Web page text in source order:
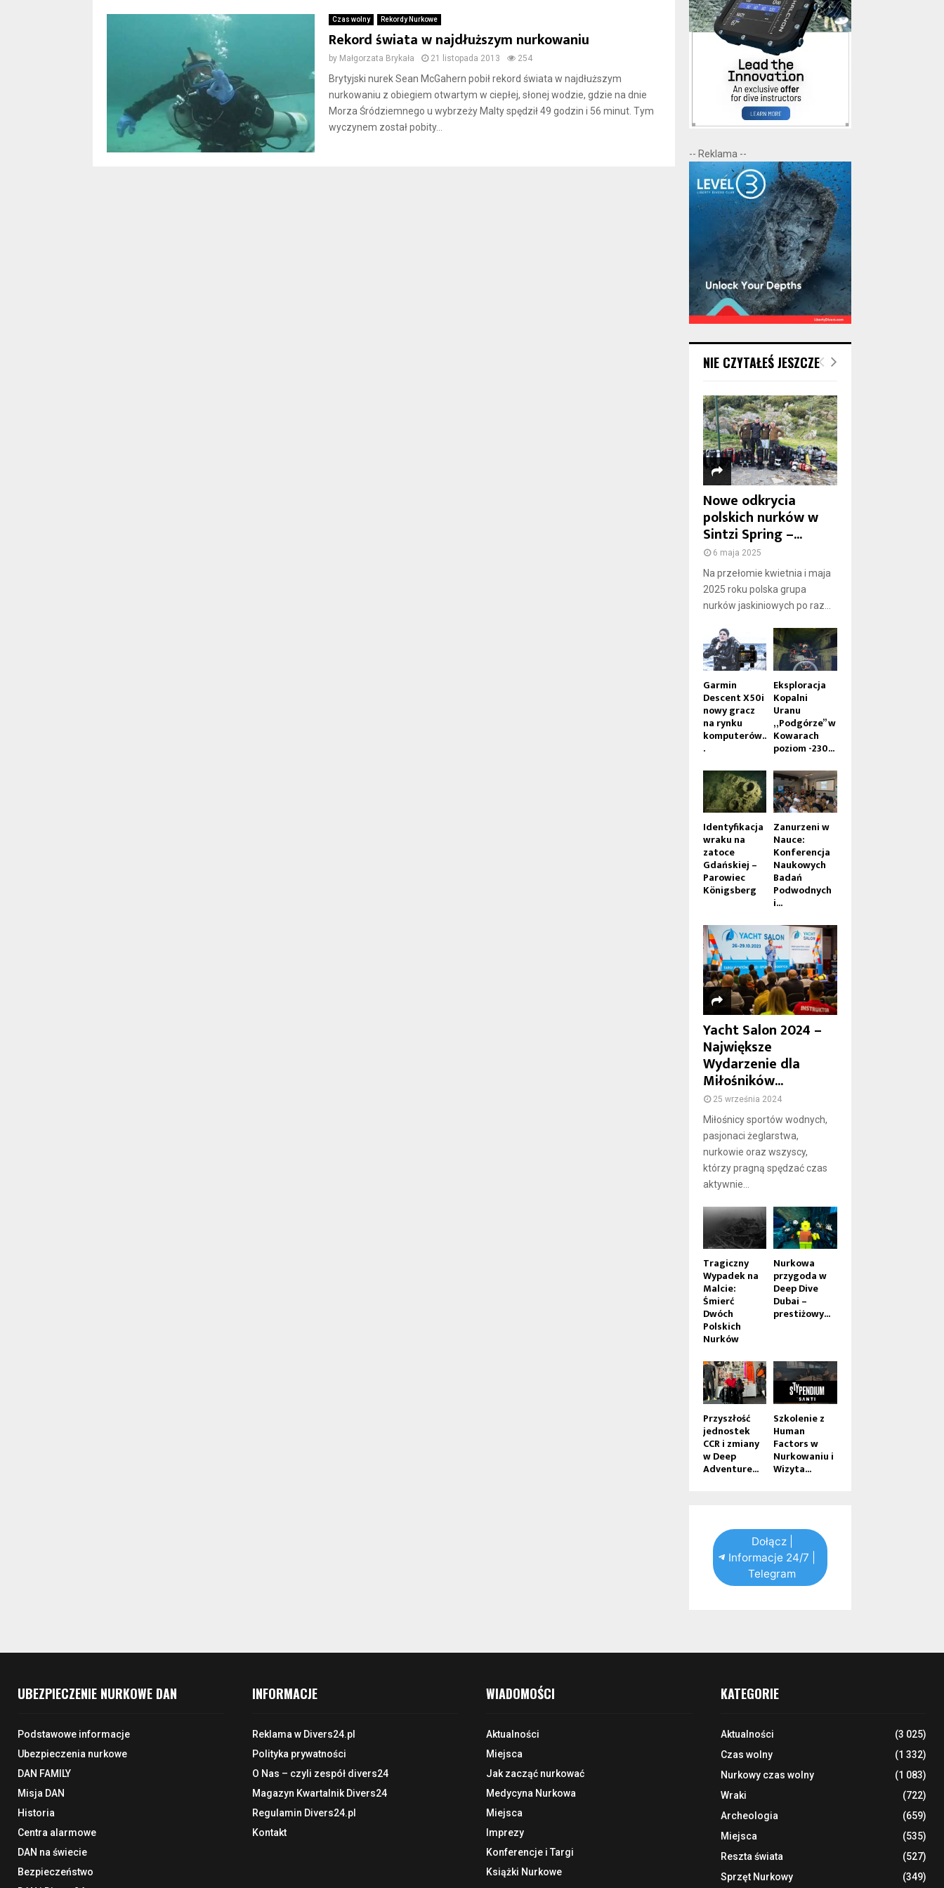
Czas wolny Rekordy Nurkowe
Rekord świata w najdłuższym nurkowaniu
by Małgorzata Brykała 21 listopada 2013 254
Brytyjski nurek Sean McGahern pobił rekord świata w najdłuższym
nurkowaniu z obiegiem otwartym w ciepłej, słonej wodzie, gdzie na dnie
Morza Śródziemnego u wybrzeży Malty spędził 49 godzin i 56 minut. Tym
wyczynem został pobity...
-- Reklama --
NIE CZYTAŁEŚ JESZCZE
Nowe odkrycia
polskich nurków w
Sintzi Spring –...
6 maja 2025
Na przełomie kwietnia i maja
2025 roku polska grupa
nurków jaskiniowych po raz...
Garmin
Descent X50i
nowy gracz
na rynku
komputerów..
.
Eksploracja
Kopalni
Uranu
„Podgórze” w
Kowarach
poziom -230...
Identyfikacja
wraku na
zatoce
Gdańskiej –
Parowiec
Königsberg
Zanurzeni w
Nauce:
Konferencja
Naukowych
Badań
Podwodnych
i...
Yacht Salon 2024 –
Największe
Wydarzenie dla
Miłośników...
25 września 2024
Miłośnicy sportów wodnych,
pasjonaci żeglarstwa,
nurkowie oraz wszyscy,
którzy pragną spędzać czas
aktywnie...
Tragiczny
Wypadek na
Malcie:
Śmierć
Dwóch
Polskich
Nurków
Nurkowa
przygoda w
Deep Dive
Dubai –
prestiżowy...
Przyszłość
jednostek
CCR i zmiany
w Deep
Adventure...
Szkolenie z
Human
Factors w
Nurkowaniu i
Wizyta...
Dołącz |
Informacje 24/7 |
Telegram
UBEZPIECZENIE NURKOWE DAN
Podstawowe informacje
Ubezpieczenia nurkowe
DAN FAMILY
Misja DAN
Historia
Centra alarmowe
DAN na świecie
Bezpieczeństwo
INFORMACJE
Reklama w Divers24.pl
Polityka prywatności
O Nas – czyli zespół divers24
Magazyn Kwartalnik Divers24
Regulamin Divers24.pl
Kontakt
WIADOMOŚCI
Aktualności
Miejsca
Jak zacząć nurkować
Medycyna Nurkowa
Miejsca
Imprezy
Konferencje i Targi
Książki Nurkowe
KATEGORIE
Aktualności
(3 025)
Czas wolny
(1 332)
Nurkowy czas wolny
(1 083)
Wraki
(722)
Archeologia
(659)
Miejsca
(535)
Reszta świata
(527)
Sprzęt Nurkowy
(349)